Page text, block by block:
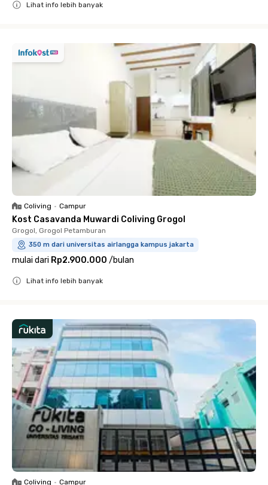
Lihat info lebih banyak
Coliving • Campur
Kost Casavanda Muwardi Coliving Grogol
Grogol, Grogol Petamburan
350 m dari universitas airlangga kampus jakarta
mulai dari Rp2.900.000 /bulan
Lihat info lebih banyak
Coliving • Campur